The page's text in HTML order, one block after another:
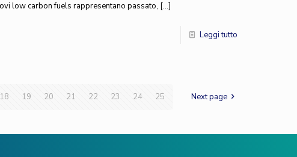
low carbon fuels rappresentano passato, […]
Leggi tutto
18 19 20 21 22 23 24 25 Next page